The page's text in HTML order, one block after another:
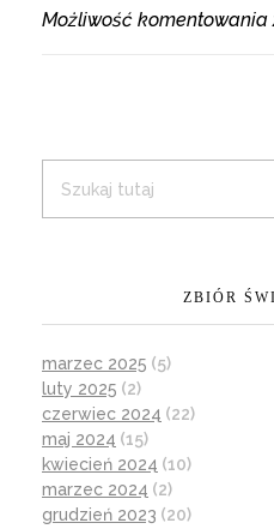
Możliwość komentowania
ZBIÓR
marzec 2025 (5)
luty 2025 (2)
czerwiec 2024 (22)
maj 2024 (15)
kwiecień 2024 (10)
marzec 2024 (2)
grudzień 2023 (20)